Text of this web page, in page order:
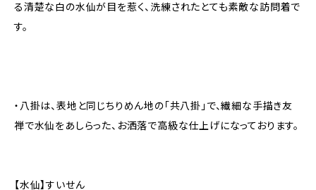
る清楚な白の水仙が目を惹く、洗練されたとても素敵な訪問着で
す。
・八掛は、表地と同じちりめん地の「共八掛」で、繊細な手描き友
禅で水仙をあしらった、お洒落で高級な仕上げになっております。
【水仙】すいせん